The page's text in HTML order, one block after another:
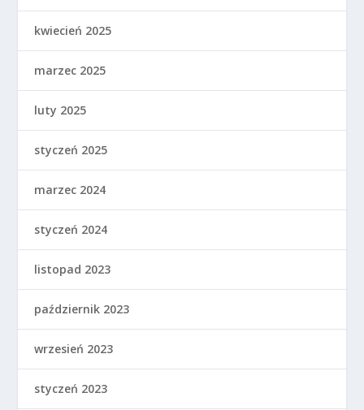
kwiecień 2025
marzec 2025
luty 2025
styczeń 2025
marzec 2024
styczeń 2024
listopad 2023
październik 2023
wrzesień 2023
styczeń 2023